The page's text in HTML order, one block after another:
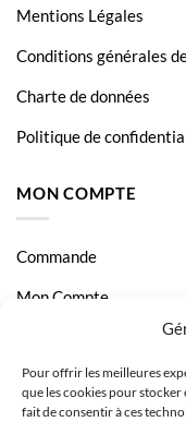
Pour offrir les meilleures
que les cookies pour
fait de consentir à ces
Mentions Légales
Conditions générales
Charte de données
Politique de
MON COMPTE
Commande
Mon Compte
Livraison et Paiement
Page Contact